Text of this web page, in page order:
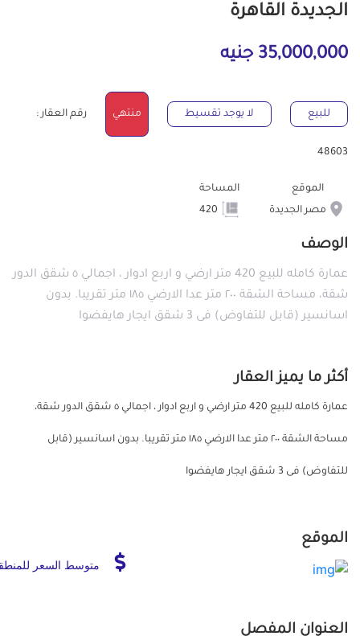
الجديدة القاهرة
35,000,000 جنيه
للبيع لا يوجد تقسيط منتهي رقم العقار :
48603
الموقع
مصر الجديدة
المساحة
الوصف
عمارة كامله للبيع 420 متر ارضي و اربع ادوار ، اجمالي ٥ شقق الدور
شقة، مساحة الشقة ٢٠٠ متر عدا الارضي ١٨٥ متر تقريبا. بدون
اسانسير (قابل للتفاوض) فى 3 شقق ايجار هايفضوا
أكثر ما يميز العقار
عمارة كامله للبيع 420 متر ارضي و اربع ادوار ، اجمالي ٥ شقق الدور شقة،
مساحة الشقة ٢٠٠ متر عدا الارضي ١٨٥ متر تقريبا. بدون اسانسير (قابل
للتفاوض) فى 3 شقق ايجار هايفضوا
الموقع
متوسط السعر
العنوان المفصل